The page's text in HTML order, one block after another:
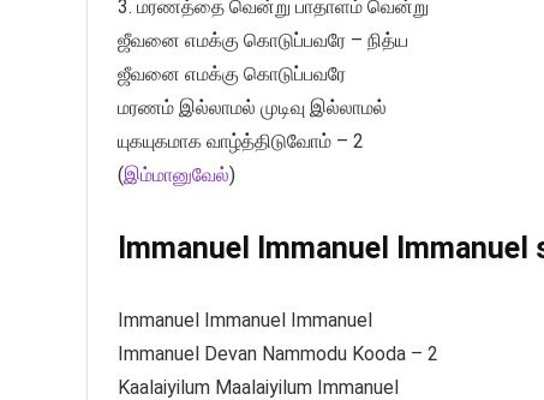
3. மரணத்தை வென்று பாதாளம் வென்று
ஜீவனை எமக்கு கொடுப்பவரே – நித்ய
ஜீவனை எமக்கு கொடுப்பவரே
மரணம் இல்லாமல் முடிவு இல்லாமல்
யுகயுகமாக வாழ்த்திடுவோம் – 2
(இம்மானுவேல்)
Immanuel Immanuel
Immanuel Immanuel Immanuel
Immanuel Devan Nammodu Kooda – 2
Kaalaiyilum Maalaiyilum Immanuel